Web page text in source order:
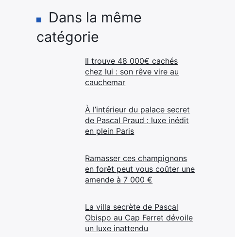
Dans la même
catégorie
Il trouve 48 000€ cachés
chez lui : son rêve vire au
cauchemar
À l’intérieur du palace secret
de Pascal Praud : luxe inédit
en plein Paris
Ramasser ces champignons
en forêt peut vous coûter une
amende à 7 000 €
La villa secrète de Pascal
Obispo au Cap Ferret dévoile
un luxe inattendu